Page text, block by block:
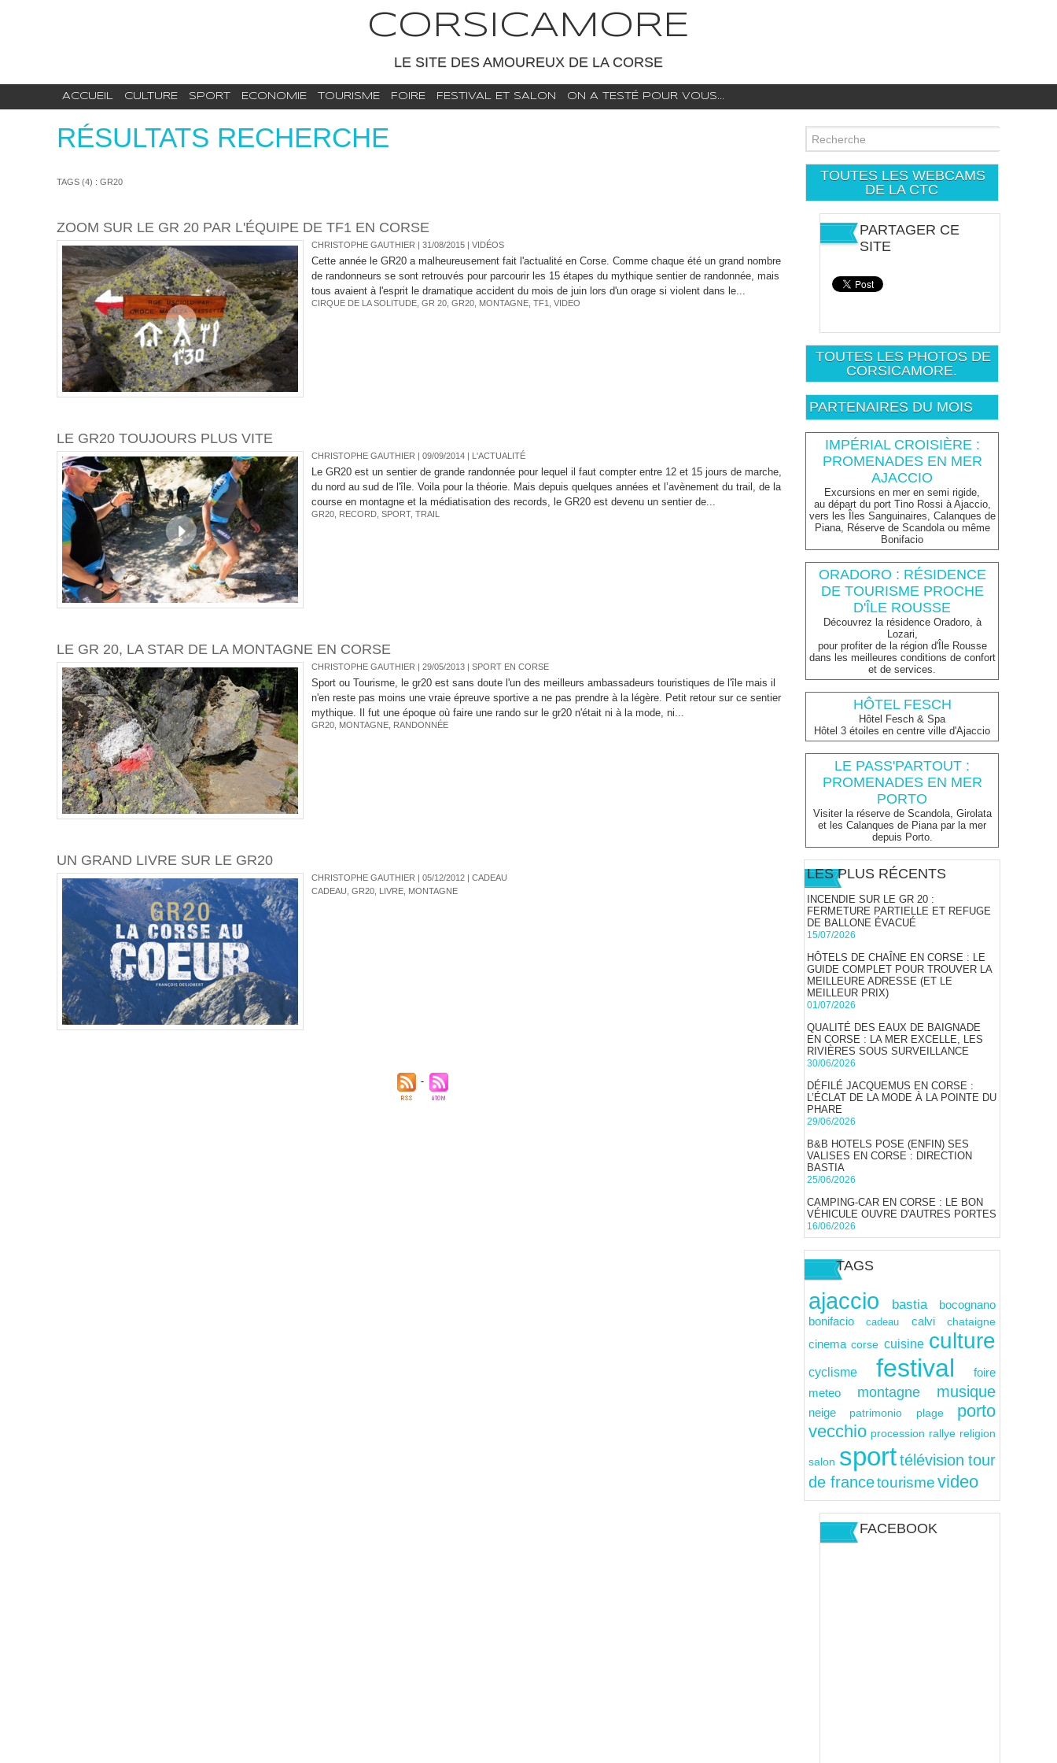
CORSICAMORE
LE SITE DES AMOUREUX DE LA CORSE
ACCUEIL CULTURE SPORT ECONOMIE TOURISME FOIRE FESTIVAL ET SALON ON A TESTÉ POUR VOUS...
RÉSULTATS RECHERCHE
TAGS (4) : GR20
ZOOM SUR LE GR 20 PAR L'ÉQUIPE DE TF1 EN CORSE
CHRISTOPHE GAUTHIER | 31/08/2015 | VIDÉOS
Cette année le GR20 a malheureusement fait l'actualité en Corse. Comme chaque été un grand nombre
de randonneurs se sont retrouvés pour parcourir les 15 étapes du mythique sentier de randonnée, mais
tous avaient à l'esprit le dramatique accident du mois de juin lors d'un orage si violent dans le...
CIRQUE DE LA SOLITUDE GR 20 GR20 MONTAGNE TF1 VIDEO
LE GR20 TOUJOURS PLUS VITE
CHRISTOPHE GAUTHIER | 09/09/2014 | L'ACTUALITÉ
Le GR20 est un sentier de grande randonnée pour lequel il faut compter entre 12 et 15 jours de marche,
du nord au sud de l'île. Voila pour la théorie. Mais depuis quelques années et l’avènement du trail, de la
course en montagne et la médiatisation des records, le GR20 est devenu un sentier de...
GR20 RECORD SPORT, TRAIL
LE GR 20, LA STAR DE LA MONTAGNE EN CORSE
CHRISTOPHE GAUTHIER | 29/05/2013 | SPORT EN CORSE
Sport ou Tourisme, le gr20 est sans doute l'un des meilleurs ambassadeurs touristiques de l'île mais il
n'en reste pas moins une vraie épreuve sportive a ne pas prendre à la légère. Petit retour sur ce sentier
mythique. Il fut une époque où faire une rando sur le gr20 n'était ni à la mode, ni...
GR20 MONTAGNE RANDONNÉE
UN GRAND LIVRE SUR LE GR20
CHRISTOPHE GAUTHIER | 05/12/2012 | CADEAU
CADEAU GR20 LIVRE MONTAGNE
TOUTES LES WEBCAMS
DE LA CTC
PARTAGER CE
SITE
TOUTES LES PHOTOS DE
CORSICAMORE.
PARTENAIRES DU MOIS
IMPÉRIAL CROISIÈRE :
PROMENADES EN MER
AJACCIO
Excursions en mer en semi rigide,
au départ du port Tino Rossi à Ajaccio,
vers les Îles Sanguinaires, Calanques de
Piana, Réserve de Scandola ou même
Bonifacio
ORADORO : RÉSIDENCE
DE TOURISME PROCHE
D'ÎLE ROUSSE
Découvrez la résidence Oradoro, à
Lozari,
pour profiter de la région d'Île Rousse
dans les meilleures conditions de confort
et de services.
HÔTEL FESCH
Hôtel Fesch & Spa
Hôtel 3 étoiles en centre ville d'Ajaccio
LE PASS'PARTOUT :
PROMENADES EN MER
PORTO
Visiter la réserve de Scandola, Girolata
et les Calanques de Piana par la mer
depuis Porto.
LES PLUS RÉCENTS
INCENDIE SUR LE GR 20 :
FERMETURE PARTIELLE ET REFUGE
DE BALLONE ÉVACUÉ
15/07/2026
HÔTELS DE CHAÎNE EN CORSE : LE
GUIDE COMPLET POUR TROUVER LA
MEILLEURE ADRESSE (ET LE
MEILLEUR PRIX)
01/07/2026
QUALITÉ DES EAUX DE BAIGNADE
EN CORSE : LA MER EXCELLE, LES
RIVIÈRES SOUS SURVEILLANCE
30/06/2026
DÉFILÉ JACQUEMUS EN CORSE :
L’ÉCLAT DE LA MODE À LA POINTE DU
PHARE
29/06/2026
B&B HOTELS POSE (ENFIN) SES
VALISES EN CORSE : DIRECTION
BASTIA
25/06/2026
CAMPING-CAR EN CORSE : LE BON
VÉHICULE OUVRE D'AUTRES PORTES
16/06/2026
TAGS
ajaccio bastia bocognano
bonifacio cadeau calvi chataigne
cinema corse cuisine culture
cyclisme festival foire
meteo montagne musique
neige patrimonio plage
porto
vecchio procession rallye religion
salon sport télévision tour
de francetourismevideo
FACEBOOK